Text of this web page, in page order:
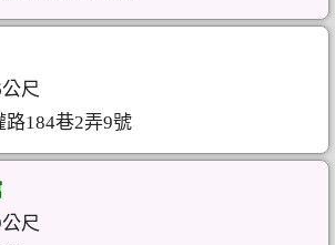
尺
184巷2弄9號
尺